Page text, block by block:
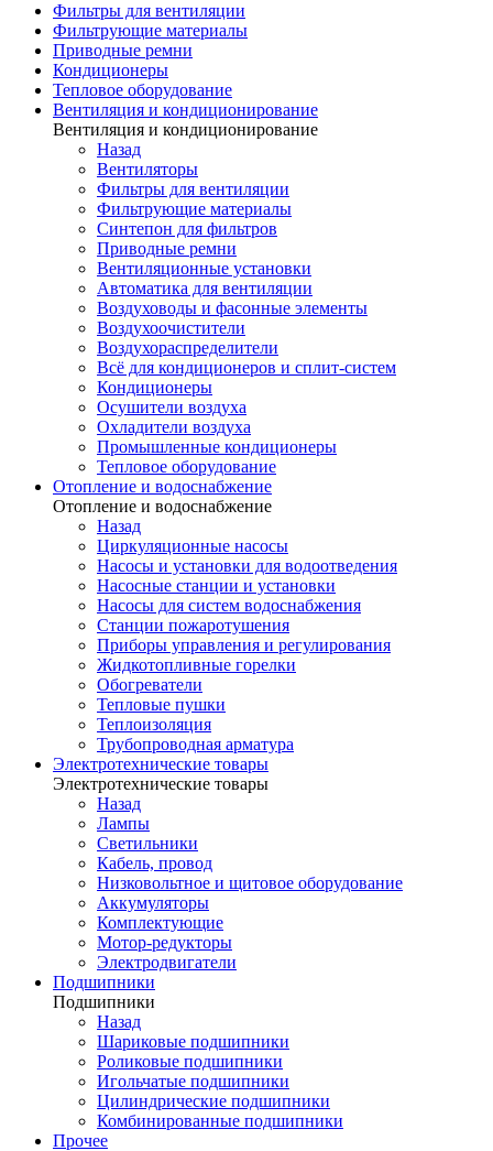
Фильтры для вентиляции
Фильтрующие материалы
Приводные ремни
Кондиционеры
Тепловое оборудование
Вентиляция и кондиционирование
Вентиляция и кондиционирование
Назад
Вентиляторы
Фильтры для вентиляции
Фильтрующие материалы
Синтепон для фильтров
Приводные ремни
Вентиляционные установки
Автоматика для вентиляции
Воздуховоды и фасонные элементы
Воздухоочистители
Воздухораспределители
Всё для кондиционеров и сплит-систем
Кондиционеры
Осушители воздуха
Охладители воздуха
Промышленные кондиционеры
Тепловое оборудование
Отопление и водоснабжение
Отопление и водоснабжение
Назад
Циркуляционные насосы
Насосы и установки для водоотведения
Насосные станции и установки
Насосы для систем водоснабжения
Станции пожаротушения
Приборы управления и регулирования
Жидкотопливные горелки
Обогреватели
Тепловые пушки
Теплоизоляция
Трубопроводная арматура
Электротехнические товары
Электротехнические товары
Назад
Лампы
Светильники
Кабель, провод
Низковольтное и щитовое оборудование
Аккумуляторы
Комплектующие
Мотор-редукторы
Электродвигатели
Подшипники
Подшипники
Назад
Шариковые подшипники
Роликовые подшипники
Игольчатые подшипники
Цилиндрические подшипники
Комбинированные подшипники
Прочее